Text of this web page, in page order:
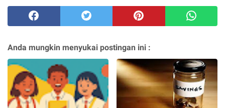
Anda mungkin menyukai postingan ini :